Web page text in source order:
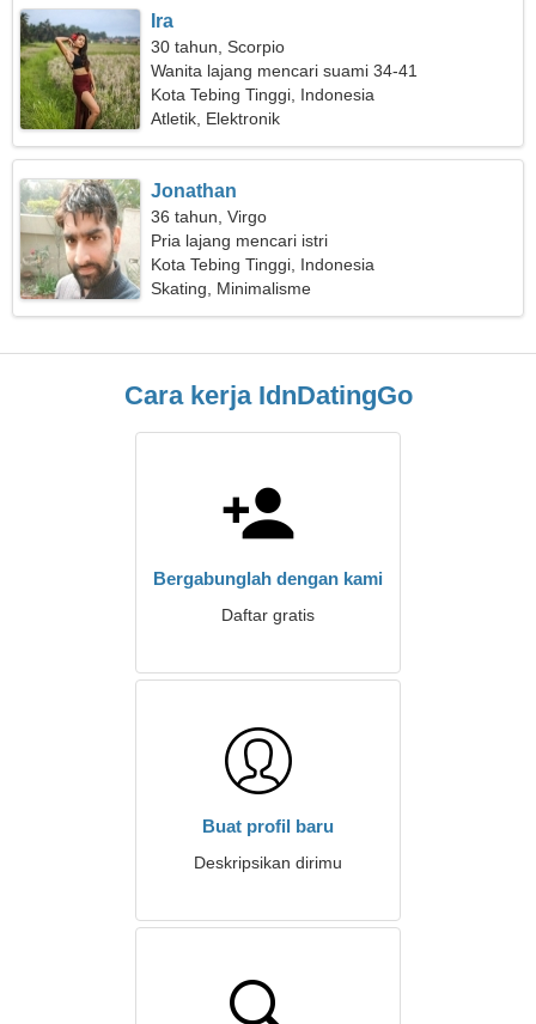
Ira
30 tahun, Scorpio
Wanita lajang mencari suami 34-41
Kota Tebing Tinggi, Indonesia
Atletik, Elektronik
Jonathan
36 tahun, Virgo
Pria lajang mencari istri
Kota Tebing Tinggi, Indonesia
Skating, Minimalisme
Cara kerja IdnDatingGo
Bergabunglah dengan kami
Daftar gratis
Buat profil baru
Deskripsikan dirimu